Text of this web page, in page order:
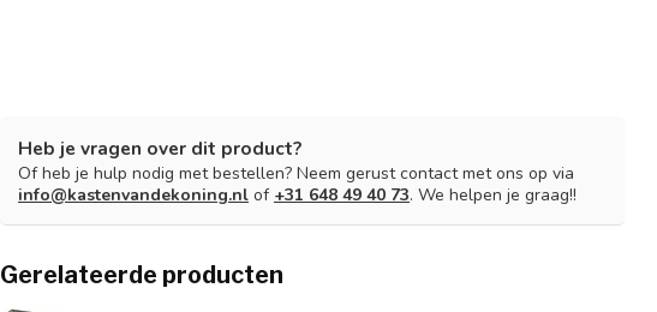
Heb je vragen over dit product?
Of heb je hulp nodig met bestellen? Neem gerust contact met ons op via
info@kastenvandekoning.nl of +31 648 49 40 73. We helpen je graag!!
Gerelateerde producten